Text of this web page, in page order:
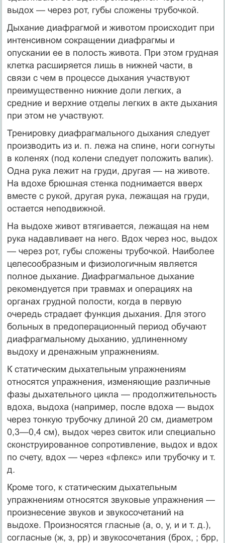
выдох — через рот, губы сложены трубочкой.
Дыхание диафрагмой и животом происходит при
интенсивном сокращении диафрагмы и
опускании ее в полость живота. При этом грудная
клетка расширяется лишь в нижней части, в
связи с чем в процессе дыхания участвуют
преимущественно нижние доли легких, а
средние и верхние отделы легких в акте дыхания
при этом не участвуют.
Тренировку диафрагмального дыхания следует
производить из и. п. лежа на спине, ноги согнуты
в коленях (под колени следует положить валик).
Одна рука лежит на груди, другая — на животе.
На вдохе брюшная стенка поднимается вверх
вместе с рукой, другая рука, лежащая на груди,
остается неподвижной.
На выдохе живот втягивается, лежащая на нем
рука надавливает на него. Вдох через нос, выдох
— через рот, губы сложены трубочкой. Наиболее
целесообразным и физиологичным является
полное дыхание. Диафрагмальное дыхание
рекомендуется при травмах и операциях на
органах грудной полости, когда в первую
очередь страдает функция дыхания. Для этого
больных в предоперационный период обучают
диафрагмальному дыханию, удлиненному
выдоху и дренажным упражнениям.
К статическим дыхательным упражнениям
относятся упражнения, изменяющие различные
фазы дыхательного цикла — продолжительность
вдоха, выдоха (например, после вдоха — выдох
через тонкую трубочку длиной 20 см, диаметром
0,3—0,4 см), выдох через свиток или специально
сконструированное сопротивление, выдох и вдох
по счету, вдох — через «флекс» или трубочку и т.
д.
Кроме того, к статическим дыхательным
упражнениям относятся звуковые упражнения —
произнесение звуков и звукосочетаний на
выдохе. Произносятся гласные (а, о, у, и и т. д.),
согласные (ж, з, рр) и звукосочетания (брох, ; брр,